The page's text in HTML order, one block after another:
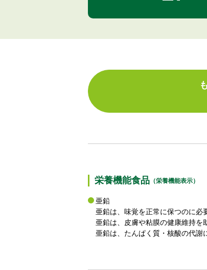
栄養機能食品 （栄養機能表示）
亜鉛
亜鉛は、味覚を正常に保つのに必
亜鉛は、皮膚や粘膜の健康維持を
亜鉛は、たんぱく質・核酸の代謝